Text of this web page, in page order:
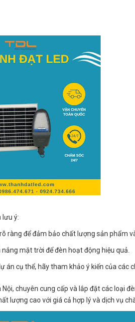
lưu ý:
ràng để đảm bảo chất lượng sản phẩm
mặt trời để đèn hoạt động hiệu quả.
án cụ thể, hãy tham khảo ý kiến của các
chuyên cung cấp và lắp đặt các loại
lượng cao với giá cả hợp lý và dịch vụ